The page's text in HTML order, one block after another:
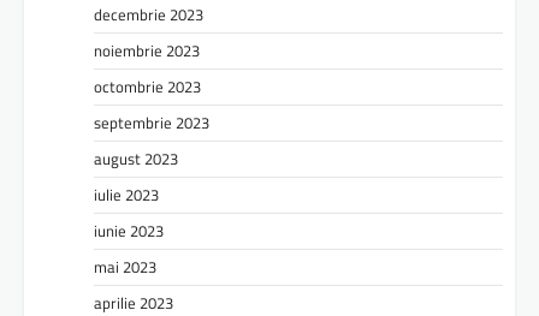
decembrie 2023
noiembrie 2023
octombrie 2023
septembrie 2023
august 2023
iulie 2023
iunie 2023
mai 2023
aprilie 2023